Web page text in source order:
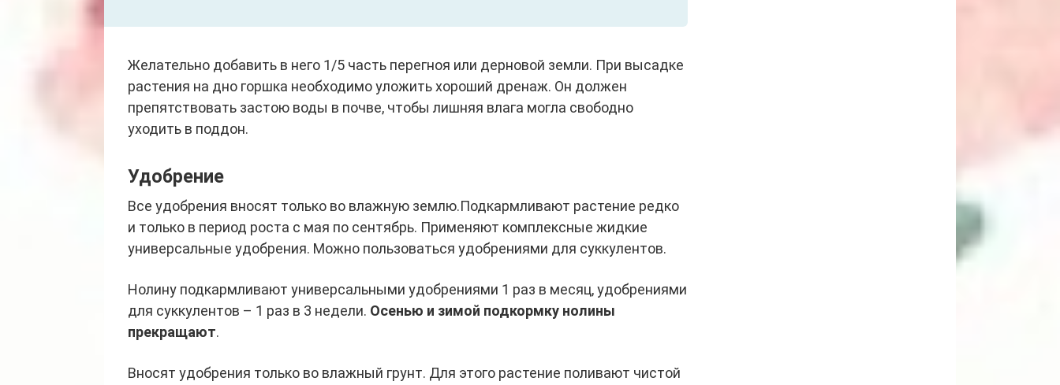
Желательно добавить в него 1/5 часть перегноя или дерновой земли. При высадке
растения на дно горшка необходимо уложить хороший дренаж. Он должен
препятствовать застою воды в почве, чтобы лишняя влага могла свободно
уходить в поддон.
Удобрение
Все удобрения вносят только во влажную землю.Подкармливают растение редко
и только в период роста с мая по сентябрь. Применяют комплексные жидкие
универсальные удобрения. Можно пользоваться удобрениями для суккулентов.
Нолину подкармливают универсальными удобрениями 1 раз в месяц, удобрениями
для суккулентов – 1 раз в 3 недели. Осенью и зимой подкормку нолины
прекращают.
Вносят удобрения только во влажный грунт. Для этого растение поливают чистой